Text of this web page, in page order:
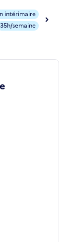
intérimaire
35h/semaine